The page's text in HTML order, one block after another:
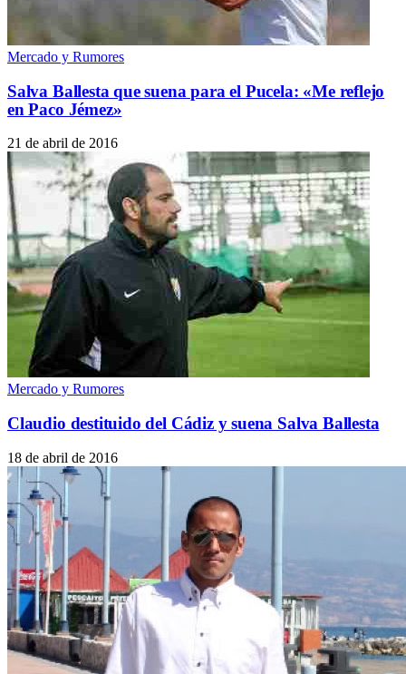
Mercado y Rumores
Salva Ballesta que suena para el Pucela: «Me reflejo
en Paco Jémez»
21 de abril de 2016
Mercado y Rumores
Claudio destituido del Cádiz y suena Salva Ballesta
18 de abril de 2016